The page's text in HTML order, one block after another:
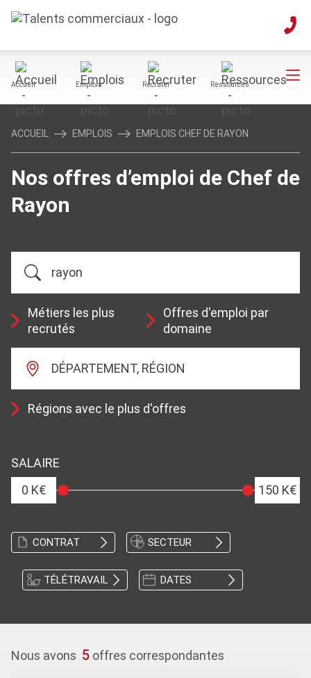
Accueil Emplois Recruter Ressources
ACCUEIL EMPLOIS EMPLOIS CHEF DE RAYON
Nos offres d’emploi de Chef de
Rayon
Métiers les plus
recrutés
Offres d'emploi par
domaine
DÉPARTEMENT, RÉGION
Régions avec le plus d'offres
SALAIRE
0 K€
150 K€
CONTRAT SECTEUR
TÉLÉTRAVAIL DATES
Nous avons 5 offres correspondantes